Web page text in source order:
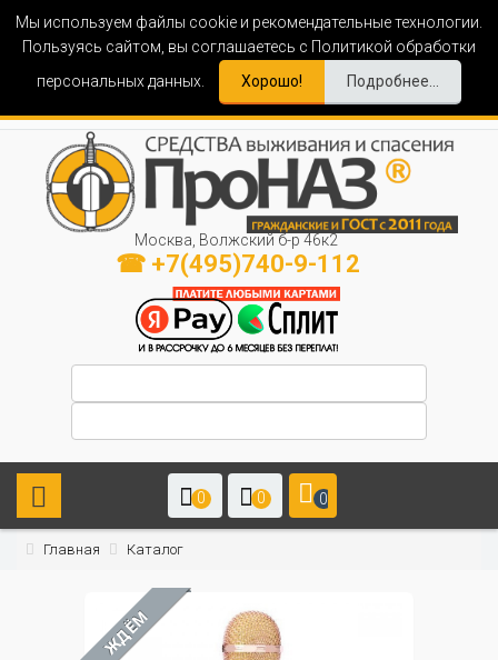
Мы используем файлы cookie и рекомендательные технологии.
Пользуясь сайтом, вы соглашаетесь с Политикой обработки
персональных данных.
Хорошо! Подробнее...
Москва, Волжский б-р 46к2
☎ +7(495)740-9-112
0 0 0
Главная Каталог
ЖДЁМ